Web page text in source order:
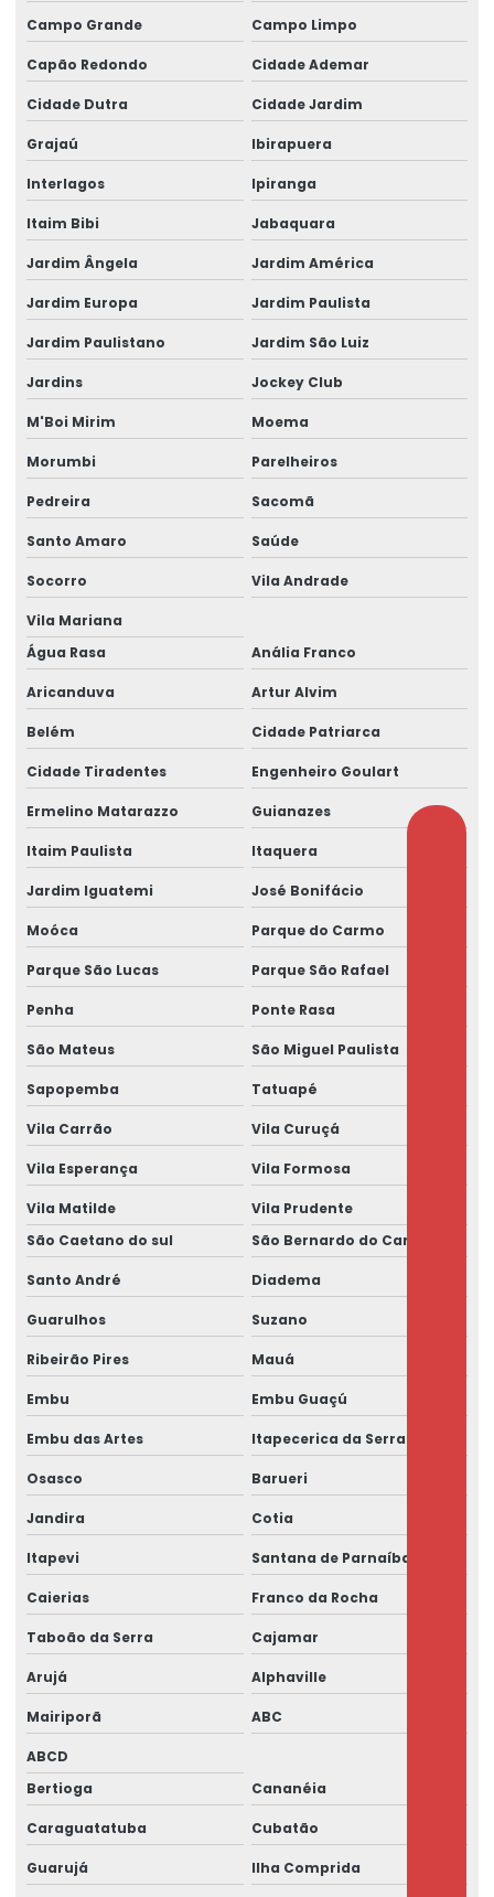
Campo Grande Campo Limpo
Capão Redondo Cidade Ademar
Cidade Dutra Cidade Jardim
Grajaú Ibirapuera
Interlagos Ipiranga
Itaim Bibi Jabaquara
Jardim Ângela Jardim América
Jardim Europa Jardim Paulista
Jardim Paulistano Jardim São Luiz
Jardins Jockey Club
M'Boi Mirim Moema
Morumbi Parelheiros
Pedreira Sacomã
Santo Amaro Saúde
Socorro Vila Andrade
Vila Mariana
Água Rasa
Anália Franco
Aricanduva Artur Alvim
Belém Cidade Patriarca
Cidade Tiradentes Engenheiro Goulart
Ermelino Matarazzo Guianazes
Itaim Paulista Itaquera
Jardim Iguatemi José Bonifácio
Moóca Parque do Carmo
Parque São Lucas Parque São Rafael
Penha Ponte Rasa
São Mateus São Miguel Paulista
Sapopemba Tatuapé
Vila Carrão Vila Curuçá
Vila Esperança Vila Formosa
Vila Matilde
Vila Prudente
São Caetano do sul
São Bernardo do Campo
Santo André Diadema
Guarulhos Suzano
Ribeirão Pires Mauá
Embu Embu Guaçú
Embu das Artes Itapecerica da Serra
Osasco Barueri
Jandira Cotia
Itapevi Santana de Parnaíba
Caierias Franco da Rocha
Taboão da Serra Cajamar
Arujá Alphaville
Mairiporã ABC
ABCD
Bertioga
Cananéia
Caraguatatuba Cubatão
Guarujá Ilha Comprida